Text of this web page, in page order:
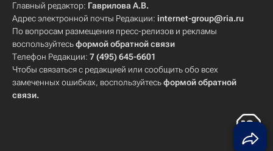
Главный редактор: Гаврилова А.В.
Адрес электронной почты Редакции: internet-group@ria.ru
По вопросам размещения пресс-релизов и рекламы
воспользуйтесьформой обратной связи
Телефон Редакции: 7 (495) 645-6601
Чтобы связаться с редакцией или сообщить обо всех
замеченных ошибках, воспользуйтесьформой обратной
связи.